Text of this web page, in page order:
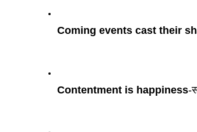
Coming events cast their
Contentment is happiness-